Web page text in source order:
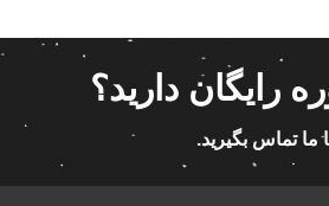
موجود در انبار پاک کردن فیلترها
رایگان دارید؟
ما تماس بگیرید.